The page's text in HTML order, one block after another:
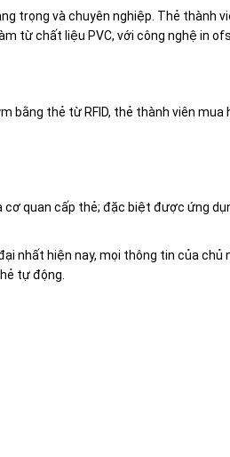
trọng và chuyên nghiệp. Thẻ thành
từ chất liệu PVC, với công nghệ in
bằng thẻ từ RFID, thẻ thành viên mua
quan cấp thẻ; đặc biệt được ứng
nhất hiện nay, mọi thông tin của chủ
tự động.